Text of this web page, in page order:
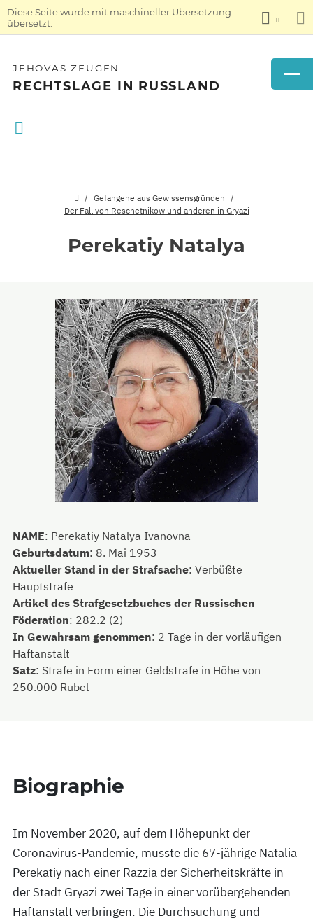
Diese Seite wurde mit maschineller Übersetzung
übersetzt.
JEHOVAS ZEUGEN
RECHTSLAGE IN RUSSLAND
Gefangene aus Gewissensgründen
Der Fall von Reschetnikow und anderen in Gryazi
Perekatiy Natalya
NAME: Perekatiy Natalya Ivanovna
Geburtsdatum: 8. Mai 1953
Aktueller Stand in der Strafsache: Verbüßte
Hauptstrafe
Artikel des Strafgesetzbuches der Russischen
Föderation: 282.2 (2)
In Gewahrsam genommen: 2 Tage in der vorläufigen
Haftanstalt
Satz: Strafe in Form einer Geldstrafe in Höhe von
250.000 Rubel
Biographie
Im November 2020, auf dem Höhepunkt der
Coronavirus-Pandemie, musste die 67-jährige Natalia
Perekatiy nach einer Razzia der Sicherheitskräfte in
der Stadt Gryazi zwei Tage in einer vorübergehenden
Haftanstalt verbringen. Die Durchsuchung und